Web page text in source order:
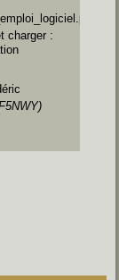
charger :